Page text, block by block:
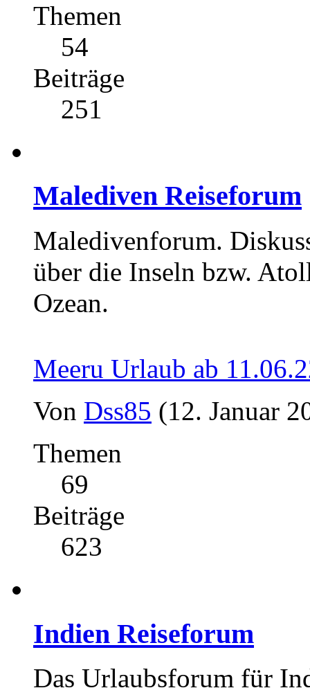
Themen
54
Beiträge
251
Malediven Reiseforum
Maledivenforum.
über die Inseln bzw.
Ozean.
Meeru Urlaub ab
Von Dss85 (12. Januar
Themen
69
Beiträge
623
Indien Reiseforum
Das Urlaubsforum für